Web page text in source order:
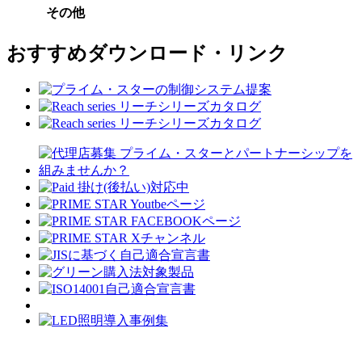
その他
おすすめダウンロード・リンク